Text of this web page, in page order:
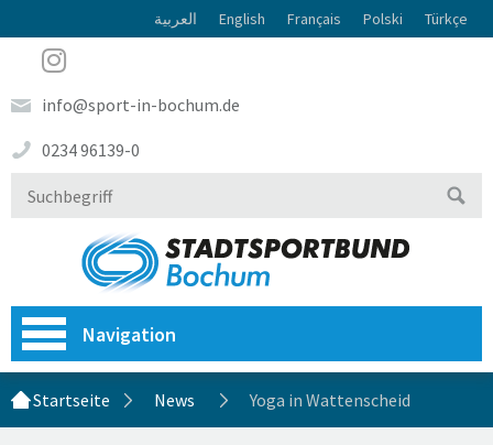
العربية English Français Polski Türkçe
info@sport-in-bochum.de
0234 96139-0
Navigation
Startseite News Yoga in Wattenscheid